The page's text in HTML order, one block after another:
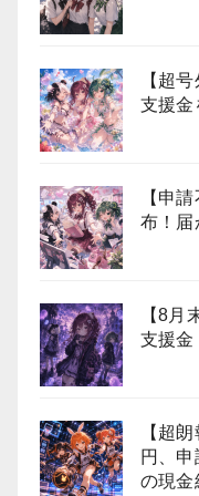
【超
支援金
【申
布！届
【8月
支援金
【超
円、
の現金